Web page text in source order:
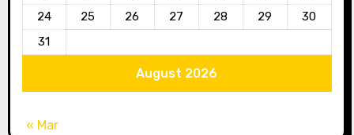
August 2026
24
25 26 27 28 29
30
31
« Mar